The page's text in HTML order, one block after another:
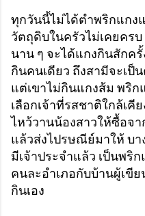
ทุกวันนี้ไม่ได้ตำพริกแกง
วัตถุดิบในครัวไม่เคยครบ
นาน ๆ จะได้แกงกินสักค
กินคนเดียว ถึงสามีจะเป็
แต่เขาไม่กินแกงส้ม พริ
เลือกเจ้าที่รสชาติใกล้เคี
ไหว้วานน้องสาวให้ซื้อจ
แล้วส่งไปรษณีย์มาให้ บ
มีเจ้าประจำแล้ว เป็นพริ
คนละอำเภอกับบ้านผู้เขี
กินเอง